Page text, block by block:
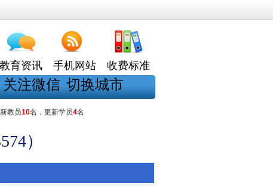
教育资讯 手机网站 收费标准
关注微信 切换城市
教员10名，更新学员4名
）